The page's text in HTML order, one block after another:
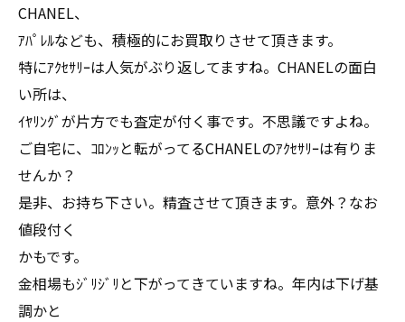
CHANEL、
ｱﾊﾟﾚﾙなども、積極的にお買取りさせて頂きます。
特にｱｸｾｻﾘｰは人気がぶり返してますね。CHANELの面白
い所は、
ｲﾔﾘﾝｸﾞが片方でも査定が付く事です。不思議ですよね。
ご自宅に、ｺﾛﾝｯと転がってるCHANELのｱｸｾｻﾘｰは有りま
せんか？
是非、お持ち下さい。精査させて頂きます。意外？なお
値段付く
かもです。
金相場もｼﾞﾘｼﾞﾘと下がってきていますね。年内は下げ基
調かと